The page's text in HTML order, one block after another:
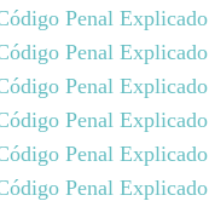
Penal Explicado
Penal Explicado
Penal Explicado
Penal Explicado
Penal Explicado
Penal Explicado